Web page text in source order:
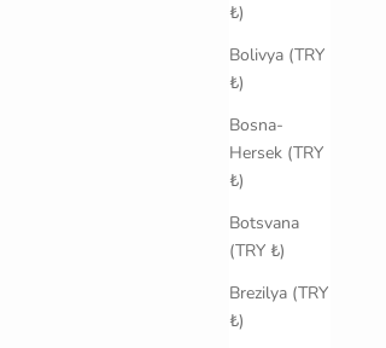
₺)
Bolivya (TRY
₺)
Bosna-
Hersek (TRY
₺)
Botsvana
(TRY ₺)
Brezilya (TRY
₺)